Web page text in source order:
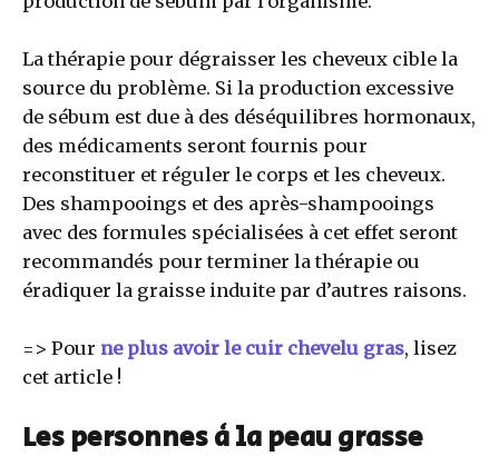
La thérapie pour dégraisser les cheveux cible la
source du problème. Si la production excessive
de sébum est due à des déséquilibres hormonaux,
des médicaments seront fournis pour
reconstituer et réguler le corps et les cheveux.
Des shampooings et des après-shampooings
avec des formules spécialisées à cet effet seront
recommandés pour terminer la thérapie ou
éradiquer la graisse induite par d’autres raisons.
=> Pour ne plus avoir le cuir chevelu gras, lisez
cet article !
Les personnes à la peau grasse